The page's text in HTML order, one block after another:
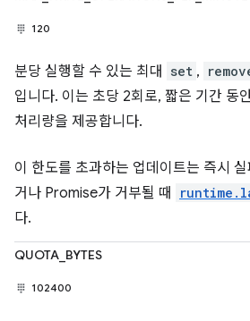
120
분당 실행할 수 있는 최대 set ,
입니다. 이는 초당 2회로, 짧은 기간 동
처리량을 제공합니다.
이 한도를 초과하는 업데이트는 즉시
거나 Promise가 거부될 때
다.
QUOTA_BYTES
102400